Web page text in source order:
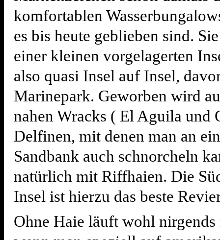
komfortablen
es bis heute geblieben sind.
einer kleinen vorgelagerten
also quasi Insel auf Insel,
Marinepark. Geworben wird
nahen Wracks ( El Aguila und
Delfinen, mit denen man an
Sandbank auch schnorcheln
natürlich mit Riffhaien. Die
Insel ist hierzu das beste
Ohne Haie läuft wohl nirgends